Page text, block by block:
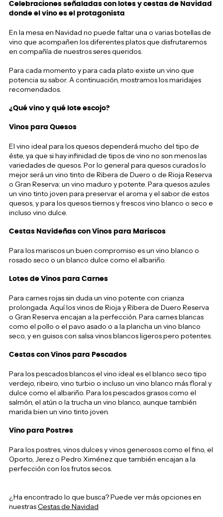
Celebraciones señaladas con lotes y cestas de Navidad
donde el vino es el protagonista
En la mesa en Navidad no puede faltar una o varias botellas de
vino que acompañen los diferentes platos que disfrutaremos
en compañía de nuestros seres queridos.
Para cada momento y para cada plato existe un vino que
potencia su sabor. A continuación, mostramos los maridajes
recomendados.
¿Qué vino y qué lote escojo?
Vinos para Quesos
El vino ideal para los quesos dependerá mucho del tipo de
éste, ya que si hay infinidad de tipos de vino no son menos las
variedades de quesos. Por lo general para quesos curados lo
mejor será un vino tinto de Ribera de Duero o de Rioja Reserva
o Gran Reserva: un vino maduro y potente. Para quesos azules
un vino tinto joven para preservar el aroma y el sabor de estos
quesos, y para los quesos tiernos y frescos vino blanco o seco e
incluso vino dulce.
Cestas Navideñas con Vinos para Mariscos
Para los mariscos un buen compromiso es un vino blanco o
rosado seco o un blanco dulce como el albariño.
Lotes de Vinos para Carnes
Para carnes rojas sin duda un vino potente con crianza
prolongada. Aquí los vinos de Rioja y Ribera de Duero Reserva
o Gran Reserva encajan a la perfección. Para carnes blancas
como el pollo o el pavo asado o a la plancha un vino blanco
seco, y en guisos con salsa vinos blancos ligeros pero potentes.
Cestas con Vinos para Pescados
Para los pescados blancos el vino ideal es el blanco seco tipo
verdejo, ribeiro, vino turbio o incluso un vino blanco más floral y
dulce como el albariño. Para los pescados grasos como el
salmón, el atún o la trucha un vino blanco, aunque también
marida bien un vino tinto joven.
Vino para Postres
Para los postres, vinos dulces y vinos generosos como el fino, el
Oporto, Jerez o Pedro Ximénez que también encajan a la
perfección con los frutos secos.
¿Ha encontrado lo que busca? Puede ver más opciones en
nuestrasCestas de Navidad